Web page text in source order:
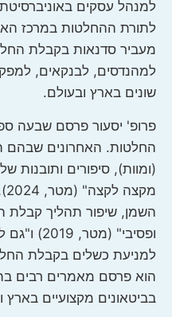
למנהל עסקים
לתורת ההחלטות במרכז
מעביר סדנאות בקבלת
למהנדסים, לבנקאים,
שונים בארץ ובעולם.
פרופ' יסעור פרסם שבעה
החלטות. האחרונים שבהם
(ומוות), סיפורים ותובנות
השמן, שיפור תהליך קבלת
ופסיבי"
הוא פרסם מאמרים רבים
בביטאונים מקצועיים בארץ